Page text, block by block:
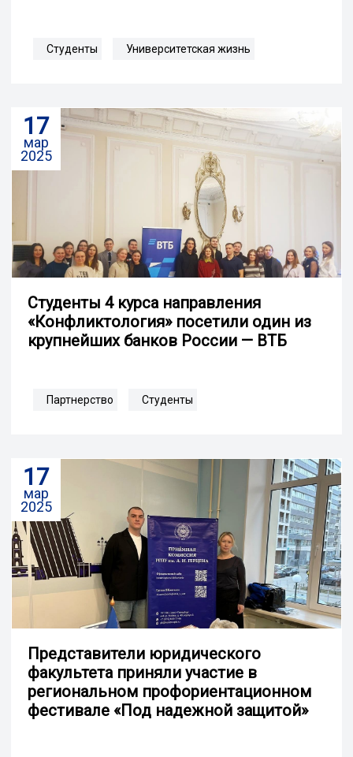
Студенты Университетская жизнь
17
мар
2025
Студенты 4 курса направления
«Конфликтология» посетили один из
крупнейших банков России — ВТБ
Партнерство Студенты
17
мар
2025
Представители юридического
факультета приняли участие в
региональном профориентационном
фестивале «Под надежной защитой»